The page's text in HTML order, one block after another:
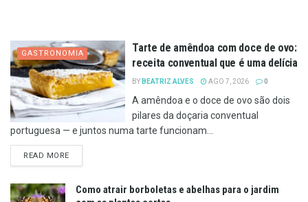
GASTRONOMIA
Tarte de amêndoa com doce de ovo:
receita conventual que é uma delícia
BY BEATRIZ ALVES AGO 7, 2026 0
A amêndoa e o doce de ovo são dois
pilares da doçaria conventual
portuguesa — e juntos numa tarte funcionam...
READ MOREDETAILS
Como atrair borboletas e abelhas para o jardim